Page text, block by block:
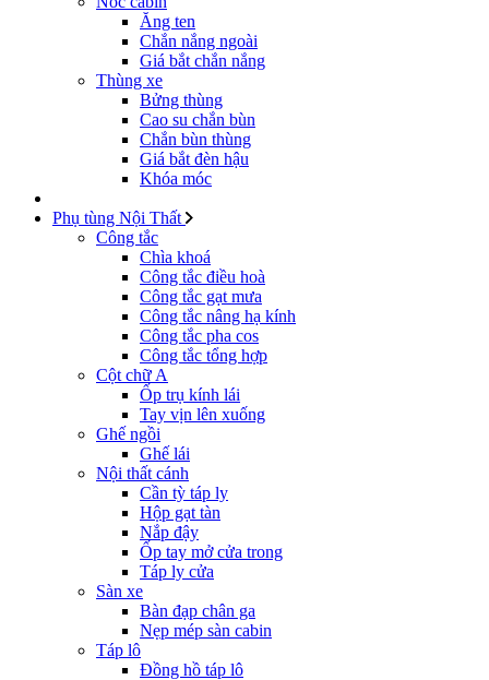
Ăng ten
Chắn nắng ngoài
Giá bắt chắn nắng
Thùng xe
Bửng thùng
Cao su chắn bùn
Chắn bùn thùng
Giá bắt đèn hậu
Khóa móc
Phụ tùng Nội Thất
Công tắc
Chìa khoá
Công tắc điều hoà
Công tắc gạt mưa
Công tắc nâng hạ kính
Công tắc pha cos
Công tắc tổng hợp
Cột chữ A
Ốp trụ kính lái
Tay vịn lên xuống
Ghế ngồi
Ghế lái
Nội thất cánh
Cần tỳ táp ly
Hộp gạt tàn
Nắp đậy
Ốp tay mở cửa trong
Táp ly cửa
Sàn xe
Bàn đạp chân ga
Nẹp mép sàn cabin
Táp lô
Đồng hồ táp lô